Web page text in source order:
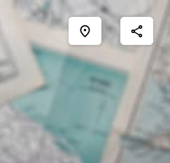
place share